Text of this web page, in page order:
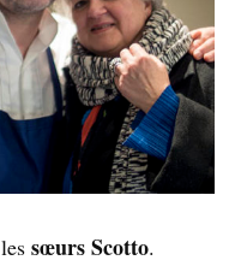
sœurs Scotto.